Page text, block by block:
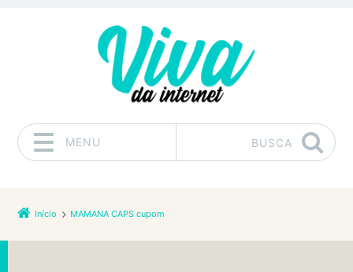
MENU BUSCA
Início MAMANA CAPS cupom